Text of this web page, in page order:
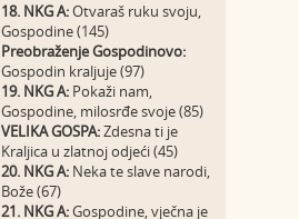
18. NKG A:Otvaraš ruku svoju,
Gospodine (145)
Preobraženje Gospodinovo:
Gospodin kraljuje (97)
19. NKG A: Pokaži nam,
Gospodine, milosrđe svoje (85)
VELIKA GOSPA:Zdesna ti je
Kraljica u zlatnoj odjeći (45)
20. NKG A: Neka te slave narodi,
Bože (67)
21. NKG A:Gospodine, vječna je